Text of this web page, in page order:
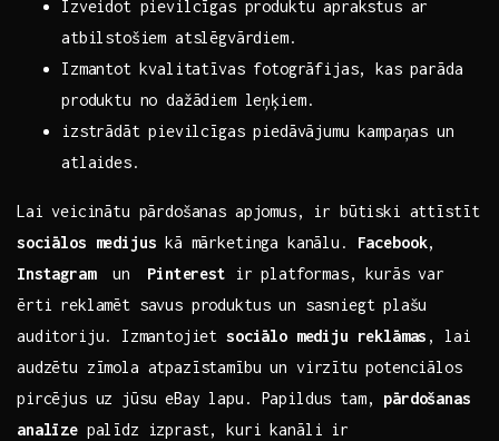
Izveidot pievilcīgas produktu aprakstus ar
atbilstošiem atslēgvārdiem.
Izmantot⁣ kvalitatīvas fotogrāfijas, kas parāda
produktu no dažādiem leņķiem.
izstrādāt⁤ pievilcīgas piedāvājumu kampaņas un
atlaides.
Lai ⁣veicinātu pārdošanas apjomus, ir būtiski attīstīt
sociālos medijus kā⁢ mārketinga kanālu. Facebook, ‍
Instagram⁤ un ⁢ Pinterest ir platformas, kurās var
‌ērti reklamēt savus produktus un sasniegt⁣ plašu
auditoriju. ⁤Izmantojiet sociālo mediju ‍reklāmas , lai
audzētu zīmola atpazīstamību un virzītu ⁢potenciālos
pircējus uz jūsu eBay lapu. ‌Papildus tam, pārdošanas
analīzepalīdz izprast, kuri kanāli ir